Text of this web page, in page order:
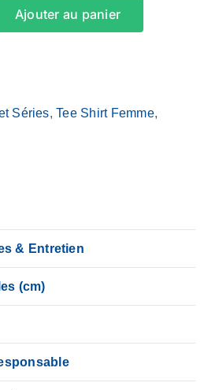
Ajouter au panier
Séries,Tee Shirt Femme,
& Entretien
(cm)